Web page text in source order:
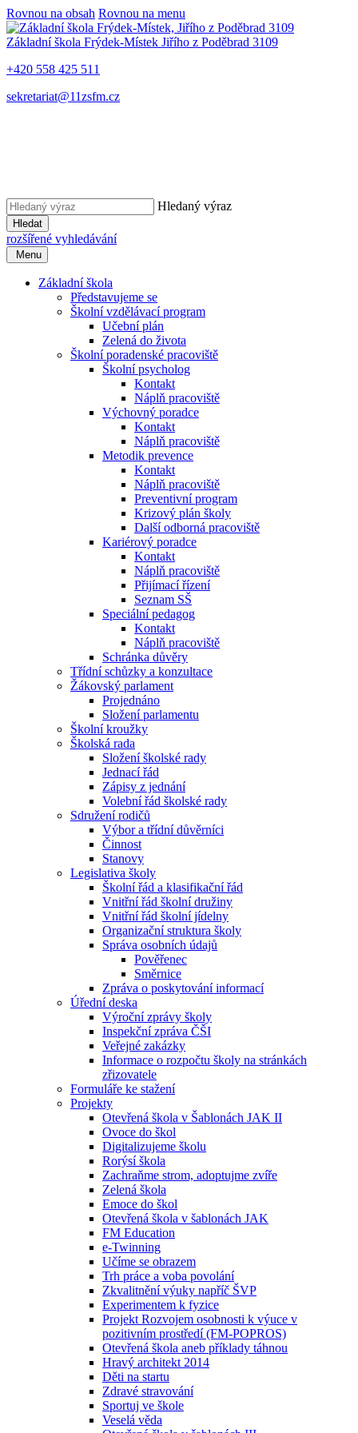
Rovnou na obsah Rovnou na menu
Základní škola Frýdek-Místek Jiřího z Poděbrad 3109
+420 558 425 511
sekretariat@11zsfm.cz
Hledaný výraz
Hledat
rozšířené vyhledávání
Menu
Základní škola
Představujeme se
Školní vzdělávací program
Učební plán
Zelená do života
Školní poradenské pracoviště
Školní psycholog
Kontakt
Náplň pracoviště
Výchovný poradce
Kontakt
Náplň pracoviště
Metodik prevence
Kontakt
Náplň pracoviště
Preventivní program
Krizový plán školy
Další odborná pracoviště
Kariérový poradce
Kontakt
Náplň pracoviště
Přijímací řízení
Seznam SŠ
Speciální pedagog
Kontakt
Náplň pracoviště
Schránka důvěry
Třídní schůzky a konzultace
Žákovský parlament
Projednáno
Složení parlamentu
Školní kroužky
Školská rada
Složení školské rady
Jednací řád
Zápisy z jednání
Volební řád školské rady
Sdružení rodičů
Výbor a třídní důvěrníci
Činnost
Stanovy
Legislativa školy
Školní řád a klasifikační řád
Vnitřní řád školní družiny
Vnitřní řád školní jídelny
Organizační struktura školy
Správa osobních údajů
Pověřenec
Směrnice
Zpráva o poskytování informací
Úřední deska
Výroční zprávy školy
Inspekční zpráva ČŠI
Veřejné zakázky
Informace o rozpočtu školy na stránkách
zřizovatele
Formuláře ke stažení
Projekty
Otevřená škola v Šablonách JAK II
Ovoce do škol
Digitalizujeme školu
Rorýsí škola
Zachraňme strom, adoptujme zvíře
Zelená škola
Emoce do škol
Otevřená škola v šablonách JAK
FM Education
e-Twinning
Učíme se obrazem
Trh práce a voba povolání
Zkvalitnění výuky napříč ŠVP
Experimentem k fyzice
Projekt Rozvojem osobnosti k výuce v
pozitivním prostředí (FM-POPROS)
Otevřená škola aneb příklady táhnou
Hravý architekt 2014
Děti na startu
Zdravé stravování
Sportuj ve škole
Veselá věda